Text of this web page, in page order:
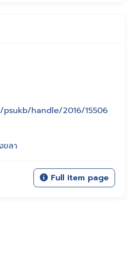
handle/2016/15506
ขลา
Full item page